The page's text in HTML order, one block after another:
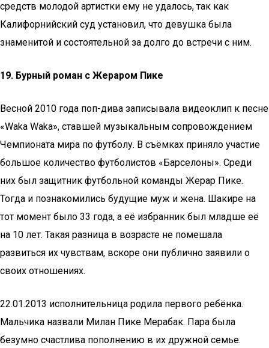
средств молодой артистки ему не удалось, так как
Калифорнийский суд установил, что девушка была
знаменитой и состоятельной за долго до встречи с ним.
19. Бурный роман с Жераром Пике
Весной 2010 года поп-дива записывала видеоклип к песне
«Waka Waka», ставшей музыкальным сопровождением
Чемпионата мира по футболу. В съёмках приняло участие
большое количество футболистов «Барселоны». Среди
них был защитник футбольной команды Жерар Пике.
Тогда и познакомились будущие муж и жена. Шакире на
тот момент было 33 года, а её избранник был младше её
на 10 лет. Такая разница в возрасте не помешала
развиться их чувствам, вскоре они публично заявили о
своих отношениях.
22.01.2013 исполнительница родила первого ребёнка.
Мальчика назвали Милан Пике Мерабак. Пара была
безумно счастлива пополнению в их дружной семье.